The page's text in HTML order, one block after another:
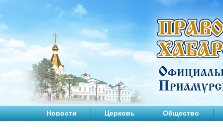
Новости Церковь Общество